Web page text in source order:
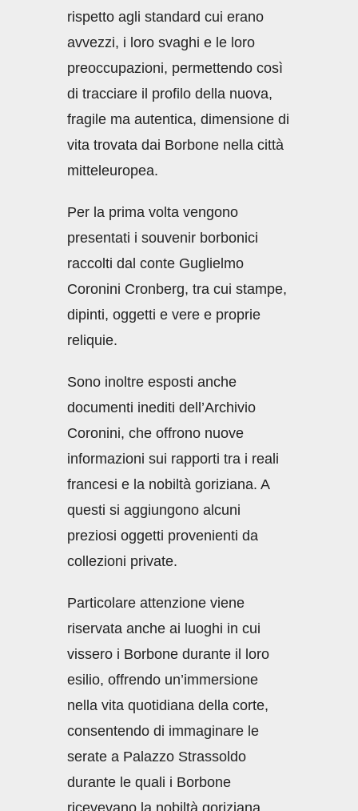
rispetto agli standard cui erano
avvezzi, i loro svaghi e le loro
preoccupazioni, permettendo così
di tracciare il profilo della nuova,
fragile ma autentica, dimensione di
vita trovata dai Borbone nella città
mitteleuropea.
Per la prima volta vengono
presentati i souvenir borbonici
raccolti dal conte Guglielmo
Coronini Cronberg, tra cui stampe,
dipinti, oggetti e vere e proprie
reliquie.
Sono inoltre esposti anche
documenti inediti dell’Archivio
Coronini, che offrono nuove
informazioni sui rapporti tra i reali
francesi e la nobiltà goriziana. A
questi si aggiungono alcuni
preziosi oggetti provenienti da
collezioni private.
Particolare attenzione viene
riservata anche ai luoghi in cui
vissero i Borbone durante il loro
esilio, offrendo un’immersione
nella vita quotidiana della corte,
consentendo di immaginare le
serate a Palazzo Strassoldo
durante le quali i Borbone
ricevevano la nobiltà goriziana.